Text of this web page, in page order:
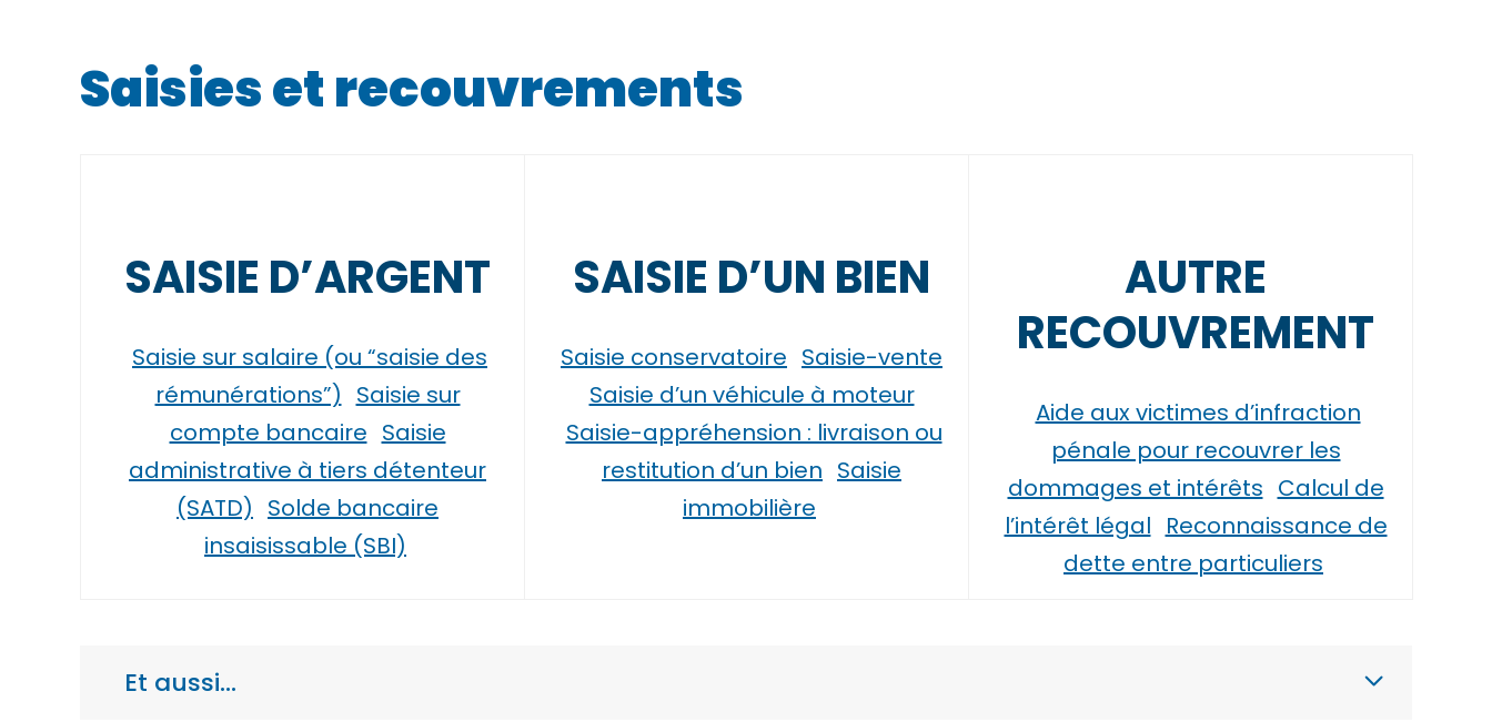
Saisies et recouvrements
SAISIE D’ARGENT
Saisie sur salaire (ou “saisie des
rémunérations”) Saisie sur
compte bancaire Saisie
administrative à tiers détenteur
(SATD) Solde bancaire
insaisissable (SBI)
SAISIE D’UN BIEN
Saisie conservatoire Saisie-vente
Saisie d’un véhicule à moteur
Saisie-appréhension : livraison ou
restitution d’un bien Saisie
immobilière
AUTRE
RECOUVREMENT
Aide aux victimes d’infraction
pénale pour recouvrer les
dommages et intérêts Calcul de
l’intérêt légal Reconnaissance de
dette entre particuliers
Et aussi…